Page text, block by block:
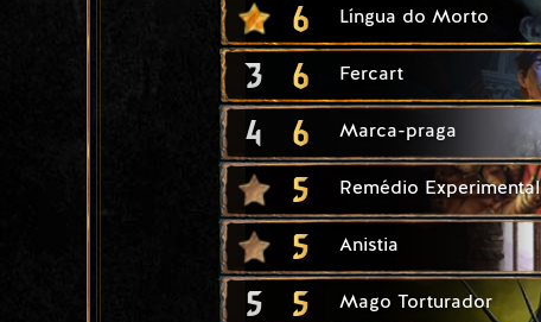
6 Língua do Morto
3 6 Fercart
4 6 Marca-praga
5 Remédio Experimental
5 Anistia
5 5 Mago Torturador